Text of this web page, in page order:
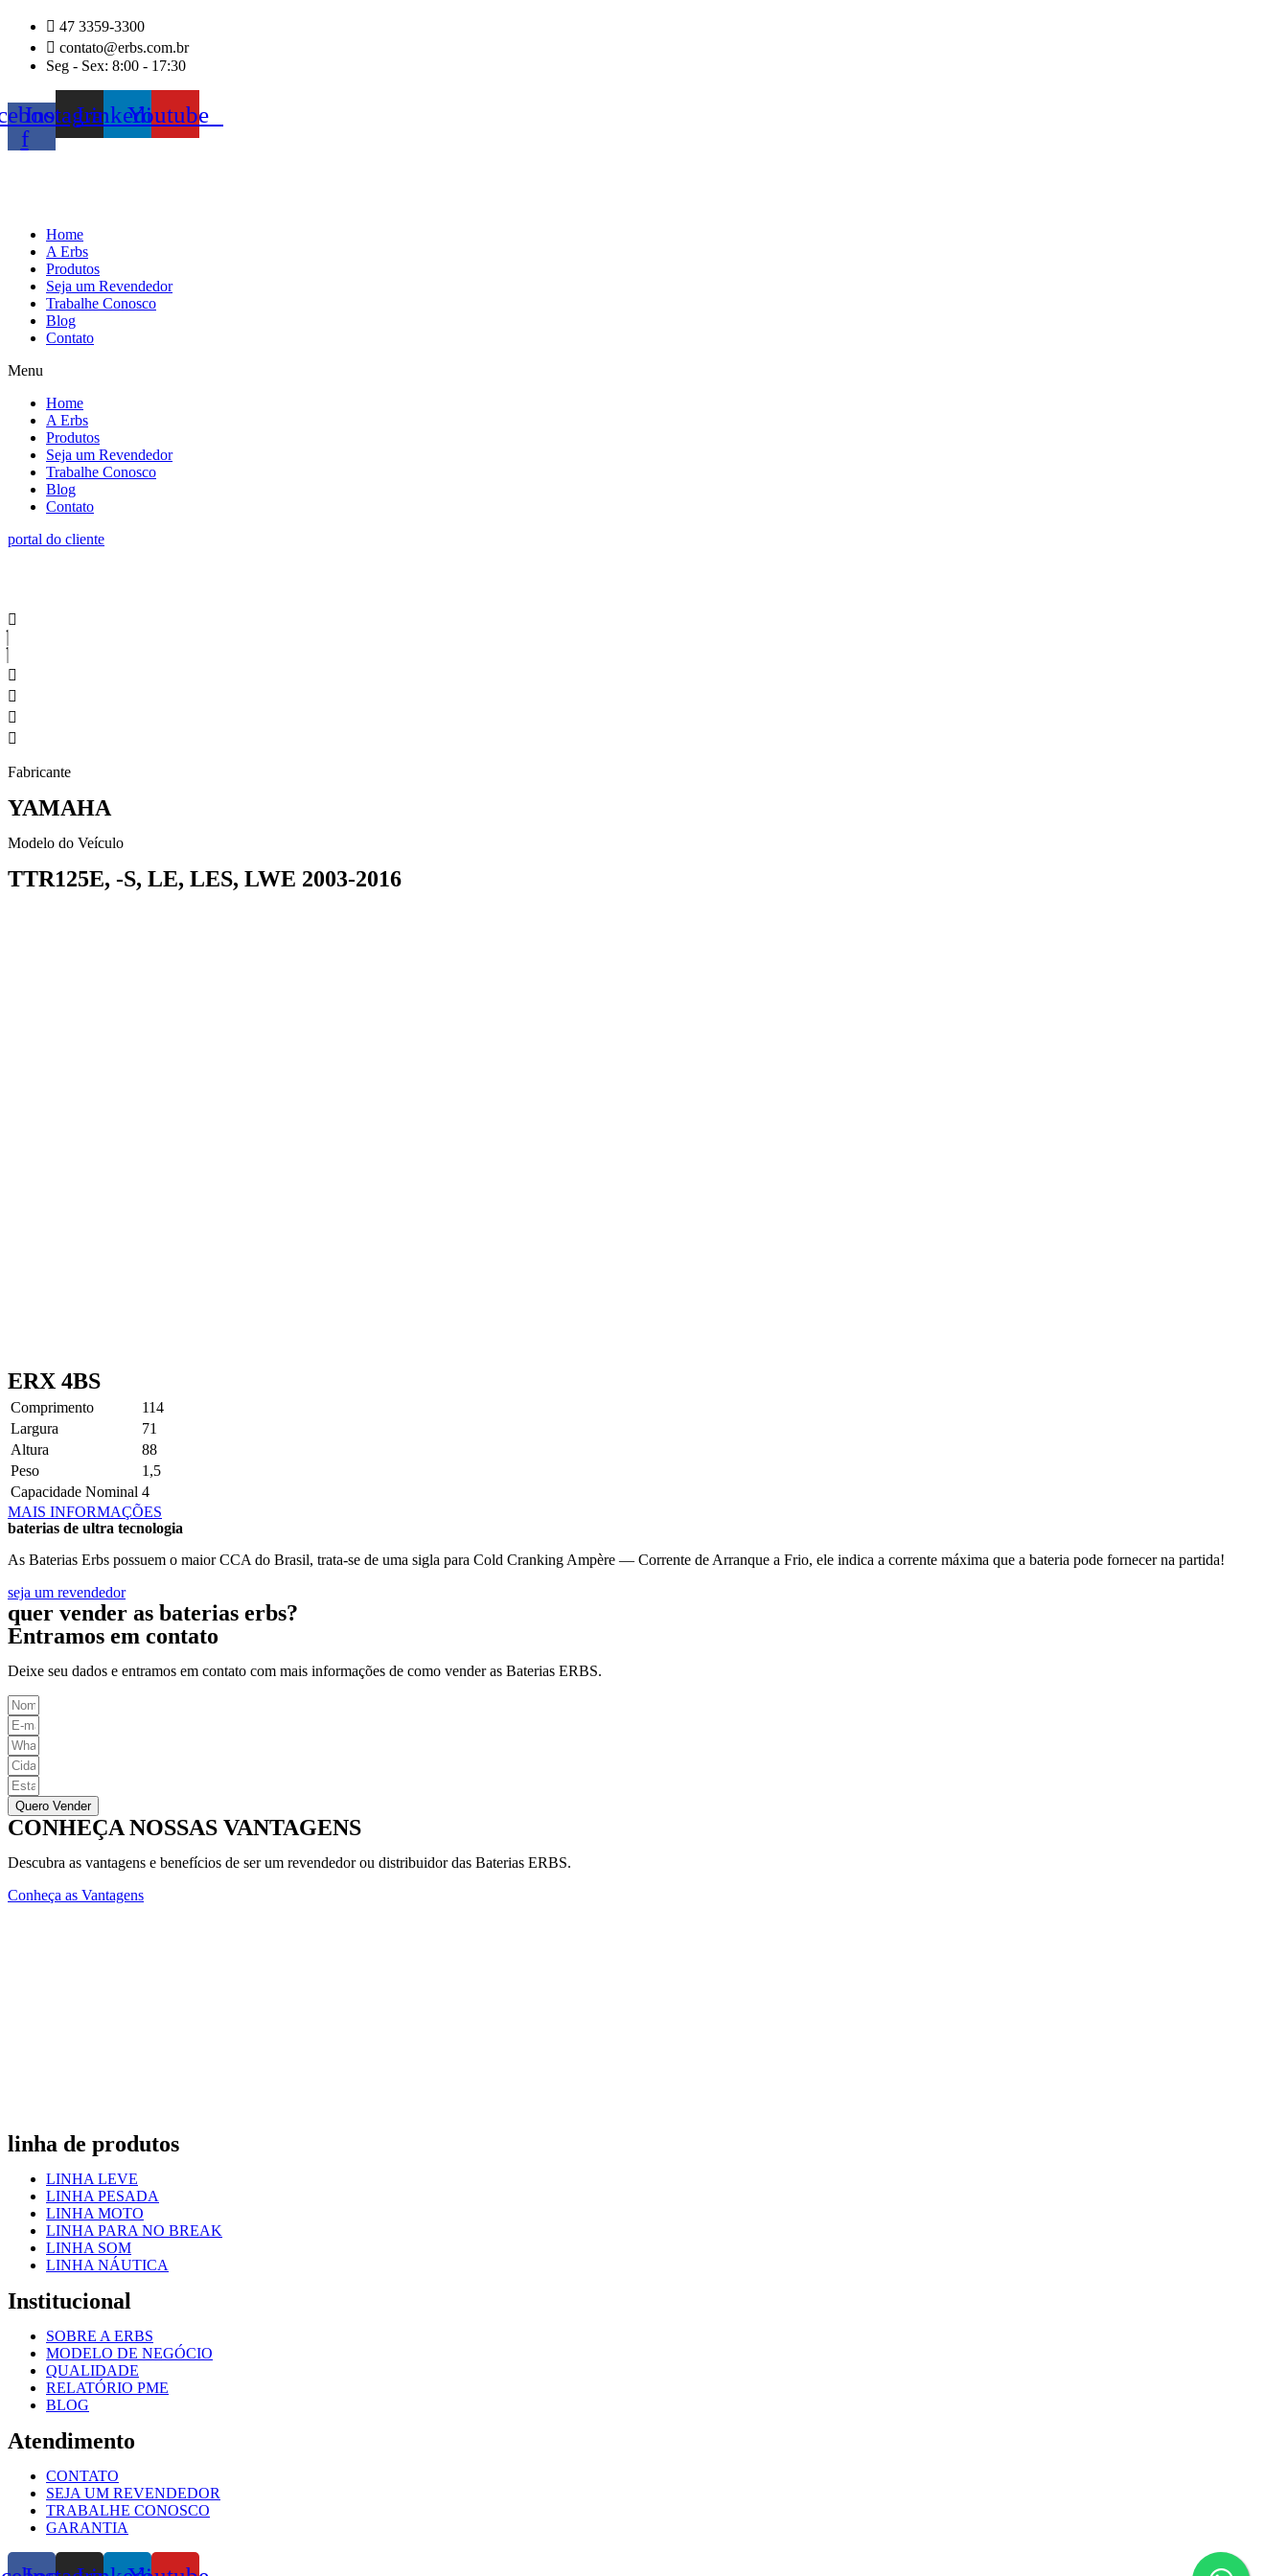
conteúdo
47 3359-3300
contato@erbs.com.br
Seg - Sex: 8:00 - 17:30
f
InstagramLinkedinYoutube
Home
A Erbs
Produtos
Seja um Revendedor
Trabalhe Conosco
Blog
Contato
Menu
Home
A Erbs
Produtos
Seja um Revendedor
Trabalhe Conosco
Blog
Contato
portal do cliente
Fabricante
YAMAHA
Modelo do Veículo
TTR125E, -S, LE, LES, LWE 2003-2016
ERX 4BS
Comprimento
114
Largura
71
Altura
88
Peso
1,5
Capacidade Nominal 4
MAIS INFORMAÇÕES
baterias de ultra tecnologia
As Baterias Erbs possuem o maior CCA do Brasil, trata-se de uma sigla para Cold Cranking Ampère — Corrente de Arranque a Frio, ele indica a corrente máxima que a bateria pode fornecer na partida!
seja um revendedor
quer vender as baterias erbs?
Entramos em contato
Deixe seu dados e entramos em contato com mais informações de como vender as Baterias ERBS.
Quero Vender
CONHEÇA NOSSAS VANTAGENS
Descubra as vantagens e benefícios de ser um revendedor ou distribuidor das Baterias ERBS.
Conheça as Vantagens
linha de produtos
LINHA LEVE
LINHA PESADA
LINHA MOTO
LINHA PARA NO BREAK
LINHA SOM
LINHA NÁUTICA
Institucional
SOBRE A ERBS
MODELO DE NEGÓCIO
QUALIDADE
RELATÓRIO PME
BLOG
Atendimento
CONTATO
SEJA UM REVENDEDOR
TRABALHE CONOSCO
GARANTIA